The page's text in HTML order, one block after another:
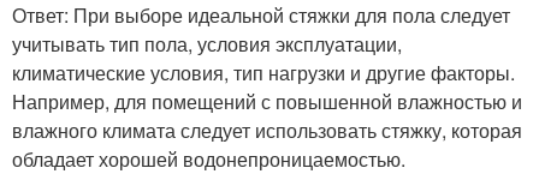
Ответ: При выборе идеальной стяжки для пола следует
учитывать тип пола, условия эксплуатации,
климатические условия, тип нагрузки и другие факторы.
Например, для помещений с повышенной влажностью и
влажного климата следует использовать стяжку, которая
обладает хорошей водонепроницаемостью.